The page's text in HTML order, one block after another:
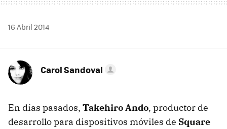
16 Abril 2014
Carol Sandoval
En días pasados, Takehiro Ando, productor de
desarrollo para dispositivos móviles de Square